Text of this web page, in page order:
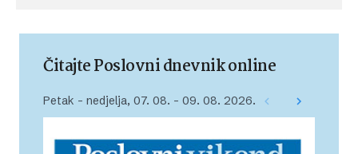
Čitajte Poslovni dnevnik online
Petak – nedjelja, 07. 08. – 09. 08. 2026.